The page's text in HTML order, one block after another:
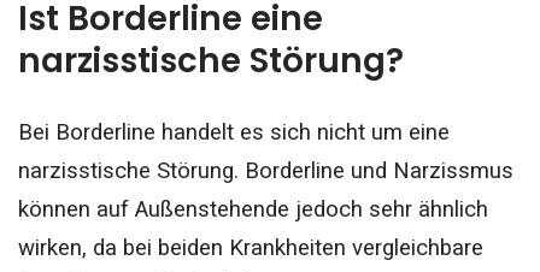
Ist Borderline eine
narzisstische Störung?
Bei Borderline handelt es sich nicht um eine
narzisstische Störung. Borderline und Narzissmus
können auf Außenstehende jedoch sehr ähnlich
wirken, da bei beiden Krankheiten vergleichbare